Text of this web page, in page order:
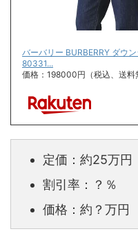
バーバリー BURBERRY ダウ
80331...
価格：198000円（税込、送料
定価：約25万円
割引率：？％
価格：約？万円